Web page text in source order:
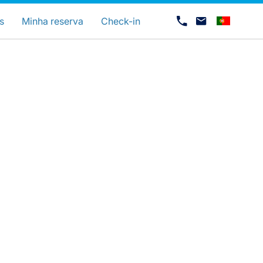
Minha reserva Check-in